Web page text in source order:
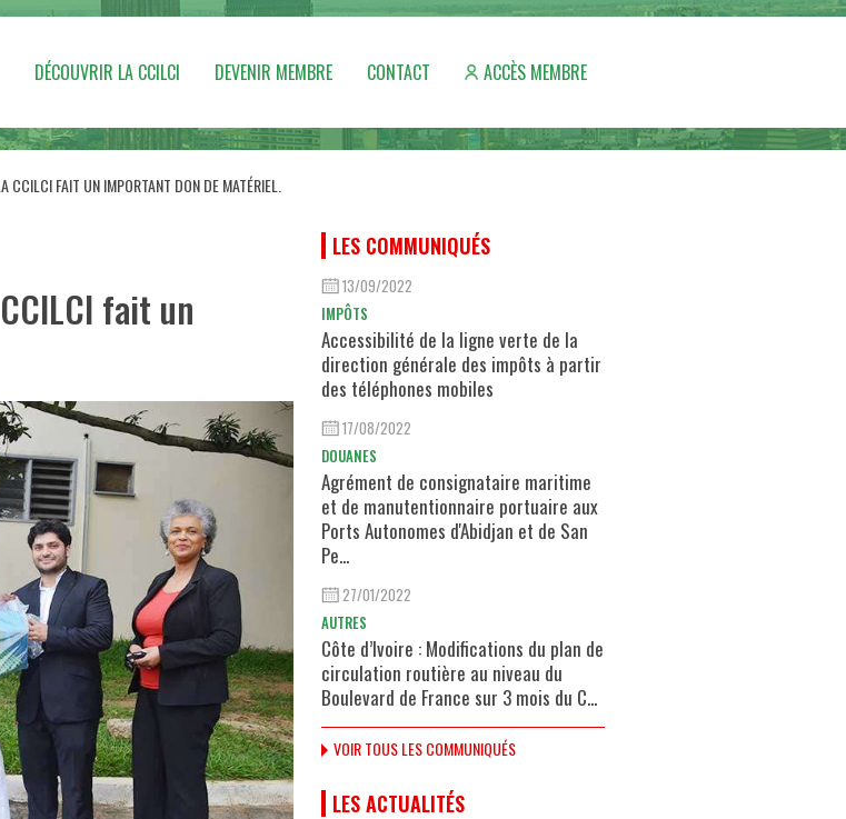
DÉCOUVRIR LA CCILCI DEVENIR MEMBRE CONTACT ACCÈS MEMBRE
CCILCI FAIT UN IMPORTANT DON DE MATÉRIEL.
fait un
LES COMMUNIQUÉS
13/09/2022
IMPÔTS
Accessibilité de la ligne verte de la
direction générale des impôts à partir
des téléphones mobiles
17/08/2022
DOUANES
Agrément de consignataire maritime
et de manutentionnaire portuaire aux
Ports Autonomes d'Abidjan et de San
Pe...
27/01/2022
AUTRES
Côte d’Ivoire : Modifications du plan de
circulation routière au niveau du
Boulevard de France sur 3 mois du C...
VOIR TOUS LES COMMUNIQUÉS
LES ACTUALITÉS